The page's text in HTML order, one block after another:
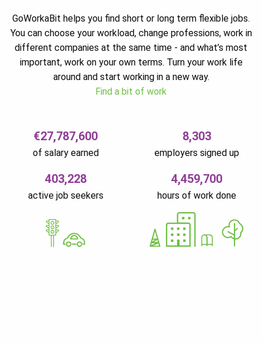
GoWorkaBit helps you find short or long term flexible jobs.
You can choose your workload, change professions, work in
different companies at the same time - and what’s most
important, work on your own terms. Turn your work life
around and start working in a new way.
Find a bit of work
€27,787,600
of salary earned
8,303
employers signed up
403,228
active job seekers
4,459,700
hours of work done